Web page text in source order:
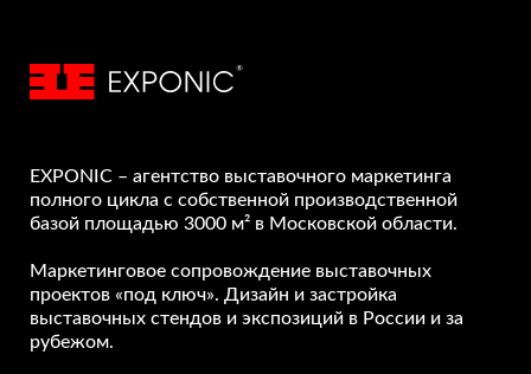
EXPONIC – агентство выставочного маркетинга
полного цикла с собственной производственной
базой площадью 3000 м² в Московской области.
Маркетинговое сопровождение выставочных
проектов «под ключ». Дизайн и застройка
выставочных стендов и экспозиций в России и за
рубежом.